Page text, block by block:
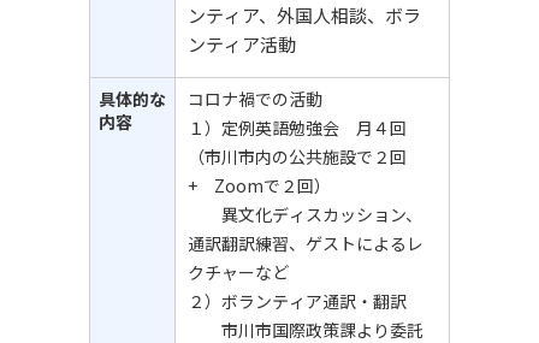
ンティア、外国人相談、ボラ
ンティア活動
具体的な
内容
コロナ禍での活動
１）定例英語勉強会 月４回
（市川市内の公共施設で２回
+ Zoomで２回）
異文化ディスカッション、
通訳翻訳練習、ゲストによるレ
クチャーなど
２）ボランティア通訳・翻訳
市川市国際政策課より委託